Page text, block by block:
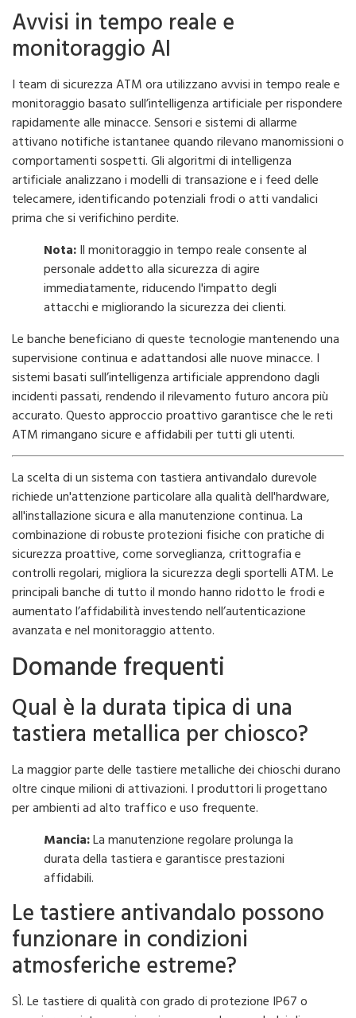
Avvisi in tempo reale e
monitoraggio AI
I team di sicurezza ATM ora utilizzano avvisi in tempo reale e
monitoraggio basato sull’intelligenza artificiale per rispondere
rapidamente alle minacce. Sensori e sistemi di allarme
attivano notifiche istantanee quando rilevano manomissioni o
comportamenti sospetti. Gli algoritmi di intelligenza
artificiale analizzano i modelli di transazione e i feed delle
telecamere, identificando potenziali frodi o atti vandalici
prima che si verifichino perdite.
Nota:Il monitoraggio in tempo reale consente al
personale addetto alla sicurezza di agire
immediatamente, riducendo l'impatto degli
attacchi e migliorando la sicurezza dei clienti.
Le banche beneficiano di queste tecnologie mantenendo una
supervisione continua e adattandosi alle nuove minacce. I
sistemi basati sull’intelligenza artificiale apprendono dagli
incidenti passati, rendendo il rilevamento futuro ancora più
accurato. Questo approccio proattivo garantisce che le reti
ATM rimangano sicure e affidabili per tutti gli utenti.
La scelta di un sistema con tastiera antivandalo durevole
richiede un'attenzione particolare alla qualità dell'hardware,
all'installazione sicura e alla manutenzione continua. La
combinazione di robuste protezioni fisiche con pratiche di
sicurezza proattive, come sorveglianza, crittografia e
controlli regolari, migliora la sicurezza degli sportelli ATM. Le
principali banche di tutto il mondo hanno ridotto le frodi e
aumentato l’affidabilità investendo nell’autenticazione
avanzata e nel monitoraggio attento.
Domande frequenti
Qual è la durata tipica di una
tastiera metallica per chiosco?
La maggior parte delle tastiere metalliche dei chioschi durano
oltre cinque milioni di attivazioni. I produttori li progettano
per ambienti ad alto traffico e uso frequente.
Mancia:La manutenzione regolare prolunga la
durata della tastiera e garantisce prestazioni
affidabili.
Le tastiere antivandalo possono
funzionare in condizioni
atmosferiche estreme?
SÌ. Le tastiere di qualità con grado di protezione IP67 o